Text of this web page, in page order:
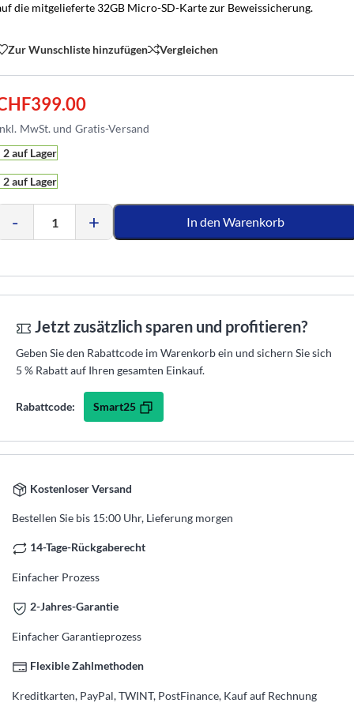
die mitgelieferte 32GB Micro-SD-Karte zur Beweissicherung.
Zur Wunschliste hinzufügen Vergleichen
399.00
2 auf Lager
2 auf Lager
- + In den Warenkorb
Jetzt zusätzlich sparen und profitieren?
Geben Sie den Rabattcode im Warenkorb ein und sichern Sie sich
5 % Rabatt auf Ihren gesamten Einkauf.
Rabattcode: Smart25
Kostenloser Versand
Bestellen Sie bis 15:00 Uhr, Lieferung morgen
14-Tage-Rückgaberecht
Einfacher Prozess
2-Jahres-Garantie
Einfacher Garantieprozess
Flexible Zahlmethoden
Kreditkarten, PayPal, TWINT, PostFinance, Kauf auf Rechnung